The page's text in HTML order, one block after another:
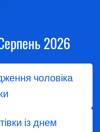
2026
чоловіка
із днем